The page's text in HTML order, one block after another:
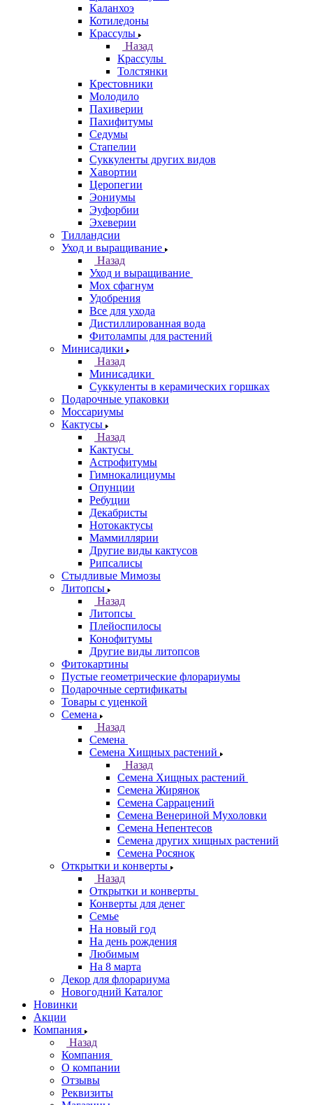
Каланхоэ
Котиледоны
Крассулы
Назад
Крассулы
Толстянки
Крестовники
Молодило
Пахиверии
Пахифитумы
Седумы
Стапелии
Суккуленты других видов
Хавортии
Церопегии
Эониумы
Эуфорбии
Эхеверии
Тилландсии
Уход и выращивание
Назад
Уход и выращивание
Мох сфагнум
Удобрения
Все для ухода
Дистиллированная вода
Фитолампы для растений
Минисадики
Назад
Минисадики
Суккуленты в керамических горшках
Подарочные упаковки
Моссариумы
Кактусы
Назад
Кактусы
Астрофитумы
Гимнокалициумы
Опунции
Ребуции
Декабристы
Нотокактусы
Маммиллярии
Другие виды кактусов
Рипсалисы
Стыдливые Мимозы
Литопсы
Назад
Литопсы
Плейоспилосы
Конофитумы
Другие виды литопсов
Фитокартины
Пустые геометрические флорариумы
Подарочные сертификаты
Товары с уценкой
Семена
Назад
Семена
Семена Хищных растений
Назад
Семена Хищных растений
Семена Жирянок
Семена Саррацений
Семена Венериной Мухоловки
Семена Непентесов
Семена других хищных растений
Семена Росянок
Открытки и конверты
Назад
Открытки и конверты
Конверты для денег
Семье
На новый год
На день рождения
Любимым
На 8 марта
Декор для флорариума
Новогодний Каталог
Новинки
Акции
Компания
Назад
Компания
О компании
Отзывы
Реквизиты